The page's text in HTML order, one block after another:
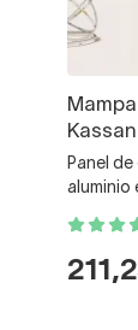
Panel
aluminio